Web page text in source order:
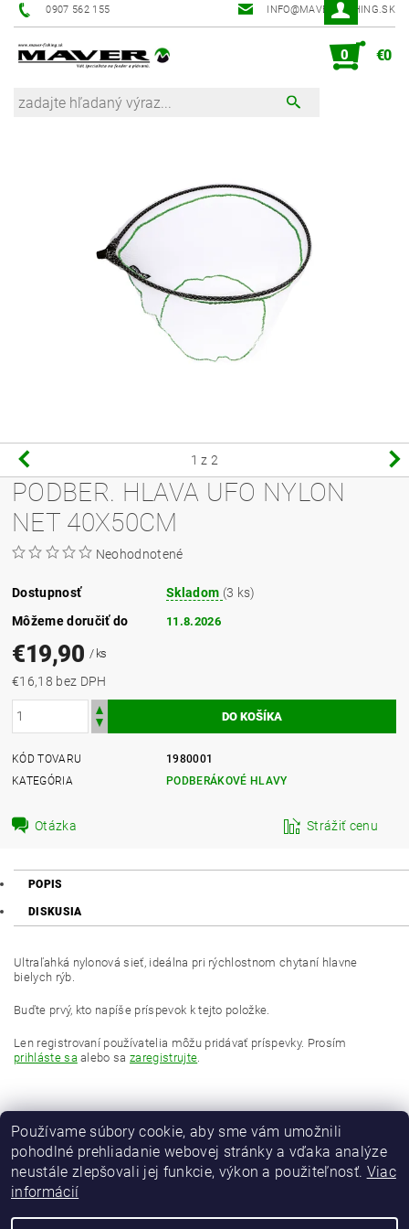
0907 562 155 INFO@MAVER-FISHING.SK
0 €0
1 z 2
PODBER. HLAVA UFO NYLON
NET 40X50CM
Neohodnotené
Dostupnosť Skladom (3 ks)
Môžeme doručiť do
11.8.2026
€19,90 / ks
€16,18 bez DPH
KÓD TOVARU
1980001
KATEGÓRIA
PODBERÁKOVÉ HLAVY
Otázka Strážiť cenu
POPIS
DISKUSIA
Ultraľahká nylonová sieť, ideálna pri rýchlostnom chytaní hlavne
bielych rýb.
Buďte prvý, kto napíše príspevok k tejto položke.
Len registrovaní používatelia môžu pridávať príspevky. Prosím
prihláste sa alebo sazaregistrujte.
Používame súbory cookie, aby sme vám umožnili
pohodlné prehliadanie webovej stránky a vďaka analýze
neustále zlepšovali jej funkcie, výkon a použiteľnosť. Viac
informácií